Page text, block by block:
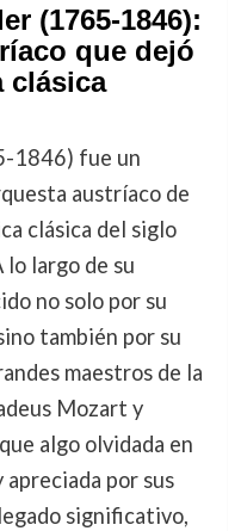
(1765-1846):
que dejó
clásica
1846) fue un
austríaco de
clásica del siglo
largo de su
no solo por su
también por su
maestros de la
Mozart y
algo olvidada en
por sus
significativo,